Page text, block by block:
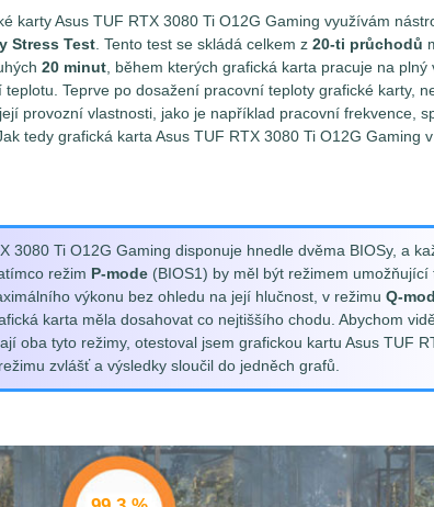
karty Asus TUF RTX 3080 Ti O12G Gaming využívám
Stress Test . Tento test se skládá celkem z 20-ti průchodů
20 minut , během kterých grafická karta pracuje na plný
Teprve po dosažení pracovní teploty grafické karty,
provozní vlastnosti, jako je například pracovní frekvence,
tedy grafická karta Asus TUF RTX 3080 Ti O12G Gaming
3080 Ti O12G Gaming disponuje hnedle dvěma BIOSy, a
režim P-mode (BIOS1) by měl být režimem umožňující
výkonu bez ohledu na její hlučnost, v režimu Q-
karta měla dosahovat co nejtiššího chodu. Abychom
oba tyto režimy, otestoval jsem grafickou kartu Asus TUF
zvlášť a výsledky sloučil do jedněch grafů.